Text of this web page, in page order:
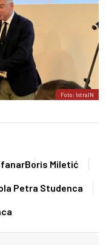
Foto: IstraIN
Boris Miletić
Petra Studenca